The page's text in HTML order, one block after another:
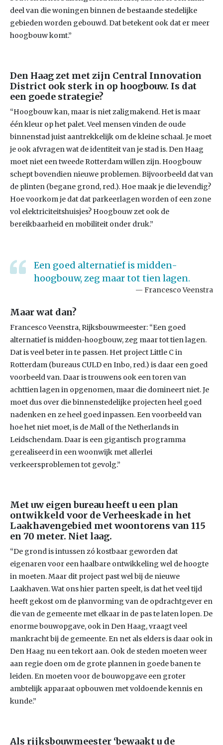
deel van die woningen binnen de bestaande stedelijke
gebieden worden gebouwd. Dat betekent ook dat er meer
hoogbouw komt.”
Den Haag zet met zijn Central Innovation
District ook sterk in op hoogbouw. Is dat
een goede strategie?
“Hoogbouw kan, maar is niet zaligmakend. Het is maar
één kleur op het palet. Veel mensen vinden de oude
binnenstad juist aantrekkelijk om de kleine schaal. Je moet
je ook afvragen wat de identiteit van je stad is. Den Haag
moet niet een tweede Rotterdam willen zijn. Hoogbouw
schept bovendien nieuwe problemen. Bijvoorbeeld dat van
de plinten (begane grond, red.). Hoe maak je die levendig?
Hoe voorkom je dat dat parkeerlagen worden of een zone
vol elektriciteitshuisjes? Hoogbouw zet ook de
bereikbaarheid en mobiliteit onder druk.”
Een goed alternatief is midden-
hoogbouw, zeg maar tot tien lagen.
Francesco Veenstra
Maar wat dan?
Francesco Veenstra, Rijksbouwmeester: “Een goed
alternatief is midden-hoogbouw, zeg maar tot tien lagen.
Dat is veel beter in te passen. Het project Little C in
Rotterdam (bureaus CULD en Inbo, red.) is daar een goed
voorbeeld van. Daar is trouwens ook een toren van
achttien lagen in opgenomen, maar die domineert niet. Je
moet dus over die binnenstedelijke projecten heel goed
nadenken en ze heel goed inpassen. Een voorbeeld van
hoe het niet moet, is de Mall of the Netherlands in
Leidschendam. Daar is een gigantisch programma
gerealiseerd in een woonwijk met allerlei
verkeersproblemen tot gevolg.”
Met uw eigen bureau heeft u een plan
ontwikkeld voor de Verheeskade in het
Laakhavengebied met woontorens van 115
en 70 meter. Niet laag.
“De grond is intussen zó kostbaar geworden dat
eigenaren voor een haalbare ontwikkeling wel de hoogte
in moeten. Maar dit project past wel bij de nieuwe
Laakhaven. Wat ons hier parten speelt, is dat het veel tijd
heeft gekost om de planvorming van de opdrachtgever en
die van de gemeente met elkaar in de pas te laten lopen. De
enorme bouwopgave, ook in Den Haag, vraagt veel
mankracht bij de gemeente. En net als elders is daar ook in
Den Haag nu een tekort aan. Ook de steden moeten weer
aan regie doen om de grote plannen in goede banen te
leiden. En moeten voor de bouwopgave een groter
ambtelijk apparaat opbouwen met voldoende kennis en
kunde.”
Als rijksbouwmeester ‘bewaakt u de